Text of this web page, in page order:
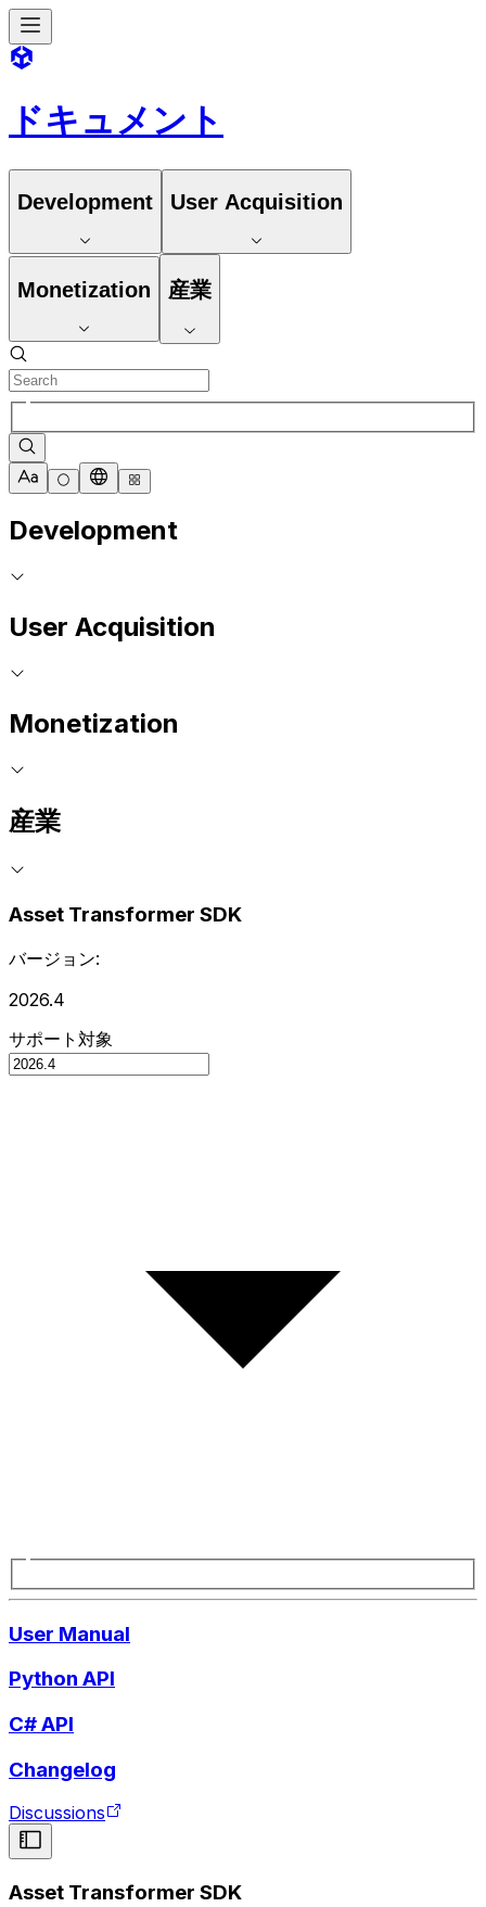
ドキュメント
Development User Acquisition
Monetization 産業
Development
User Acquisition
Monetization
産業
Asset Transformer SDK
バージョン:
2026.4
サポート対象
User Manual
Python API
C# API
Changelog
Discussions
Asset Transformer SDK